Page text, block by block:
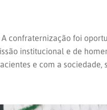
confraternização foi
institucional e de
e com a sociedade,